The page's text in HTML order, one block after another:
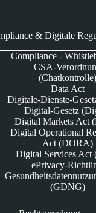
& Digitale
Compliance -
CSA-
(Chatkontrolle)
Data Act
Digitale-Dienste-
Digital-Gesetz
Digital Markets Act
Digital Operational
Act (DORA)
Digital Services Act
ePrivacy-
(GDNG)